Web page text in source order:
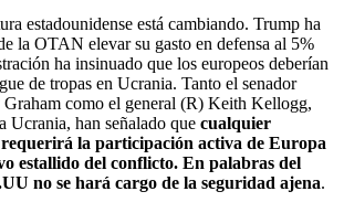
estadounidense está cambiando. Trump ha
la OTAN elevar su gasto en defensa al 5%
ha insinuado que los europeos deberían
de tropas en Ucrania. Tanto el senador
como el general (R) Keith Kellogg,
Ucrania, han señalado que cualquier
la participación activa de Europa
estallido del conflicto. En palabras del
no se hará cargo de la seguridad ajena.